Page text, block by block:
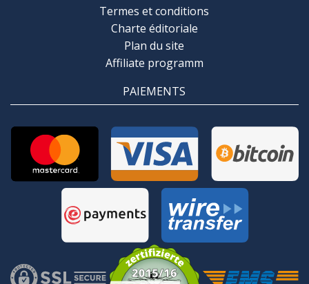
Termes et conditions
Charte éditoriale
Plan du site
Affiliate programm
PAIEMENTS